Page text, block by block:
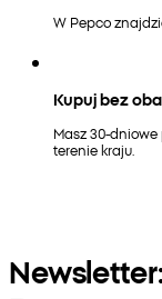
W Pepco
Kupuj bez
Masz 30-
terenie kraju.